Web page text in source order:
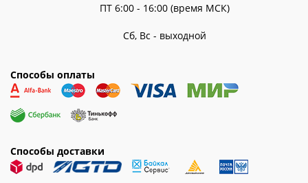
ПТ 6:00 - 16:00 (время МСК)
Сб, Вс - выходной
Способы оплаты
Способы доставки